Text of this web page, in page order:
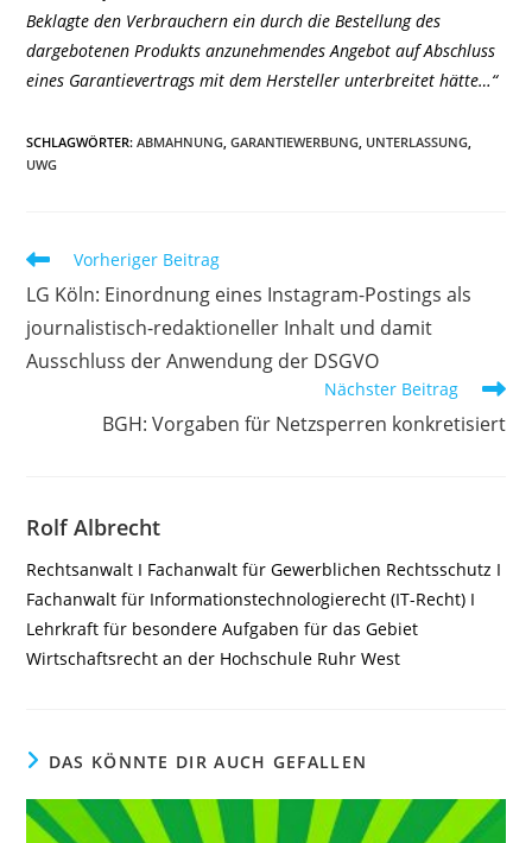
Beklagte den Verbrauchern ein durch die Bestellung des
dargebotenen Produkts anzunehmendes Angebot auf Abschluss
eines Garantievertrags mit dem Hersteller unterbreitet hätte…“
SCHLAGWÖRTER:ABMAHNUNG, GARANTIEWERBUNG, UNTERLASSUNG,
UWG
Weitere
ansehen
Vorheriger Beitrag
LG Köln: Einordnung eines Instagram-Postings als
journalistisch-redaktioneller Inhalt und damit
Ausschluss der Anwendung der DSGVO
Nächster Beitrag
BGH: Vorgaben für Netzsperren konkretisiert
Rolf Albrecht
Rechtsanwalt I Fachanwalt für Gewerblichen Rechtsschutz I
Fachanwalt für Informationstechnologierecht (IT-Recht) I
Lehrkraft für besondere Aufgaben für das Gebiet
Wirtschaftsrecht an der Hochschule Ruhr West
DAS KÖNNTE DIR AUCH GEFALLEN